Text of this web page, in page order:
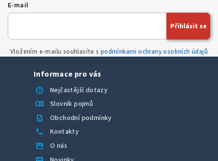
E-mail
Vložením e-mailu souhlasíte s podmínkami ochrany osobních údajů
Přihlásit se
Informace pro vás
help
Nejčastější dotazy
menu_book Slovník pojmů
description Obchodní podmínky
call Kontakty
storefront O nás